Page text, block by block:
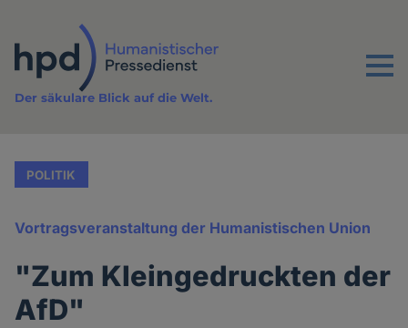
Inhalt
Menu
Der säkulare Blick auf die Welt.
POLITIK
Vortragsveranstaltung der Humanistischen Union
"Zum Kleingedruckten der
AfD"